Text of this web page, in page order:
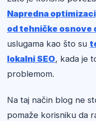
Napredna
od tehničke osnove
uslugama kao što su
lokalni SEO, kada je
problemom.
Na taj način blog ne
pomaže korisniku da